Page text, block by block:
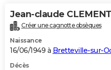
Jean-claude
Créer une cagnotte obsèques
Naissance
16/06/1949 à Bretteville-sur-
Décès